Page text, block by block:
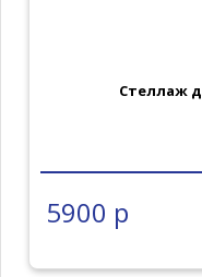
Стеллаж
5900 р